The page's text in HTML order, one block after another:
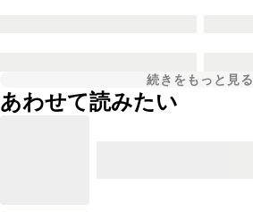
続きをもっと見る
あわせて読みたい